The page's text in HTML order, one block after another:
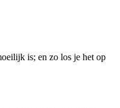
is; en zo los je het op